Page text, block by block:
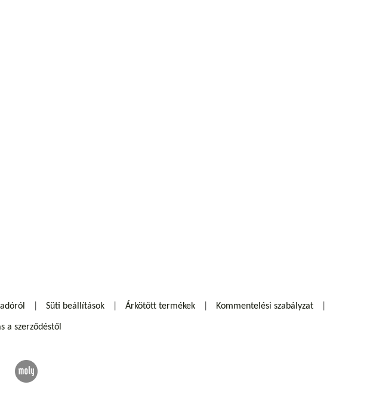
Süti beállítások Árkötött termékek Kommentelési szabályzat
a szerződéstől